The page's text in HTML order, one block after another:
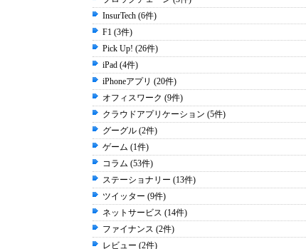
InsurTech (6件)
F1 (3件)
Pick Up! (26件)
iPad (4件)
iPhoneアプリ (20件)
オフィスワーク (9件)
クラウドアプリケーション (5件)
グーグル (2件)
ゲーム (1件)
コラム (53件)
ステーショナリー (13件)
ツイッター (9件)
ネットサービス (14件)
ファイナンス (2件)
レビュー (2件)